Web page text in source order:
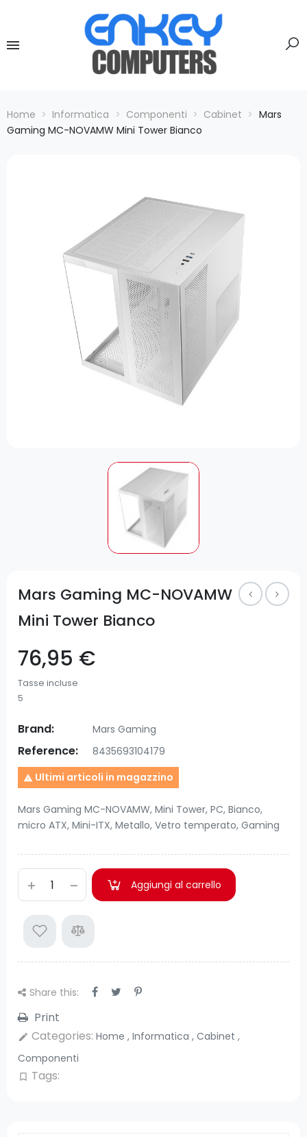
Home Informatica Componenti Cabinet
Mars
Gaming MC-NOVAMW Mini Tower Bianco
Mars Gaming MC-NOVAMW
Mini Tower Bianco
76,95 €
Tasse incluse
5
Brand: Mars Gaming
Reference: 8435693104179
 Ultimi articoli in magazzino
Mars Gaming MC-NOVAMW, Mini Tower, PC, Bianco,
micro ATX, Mini-ITX, Metallo, Vetro temperato, Gaming
Aggiungi al carrello
Share this:
Print
edit Categories: Home , Informatica , Cabinet ,
Componenti
bookmark_border Tags: